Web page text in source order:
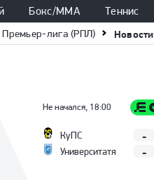
Бокс/ММА Теннис
Премьер-лига (РПЛ) Новости
Не начался, 18:00
КуПС
Университатя
-
-